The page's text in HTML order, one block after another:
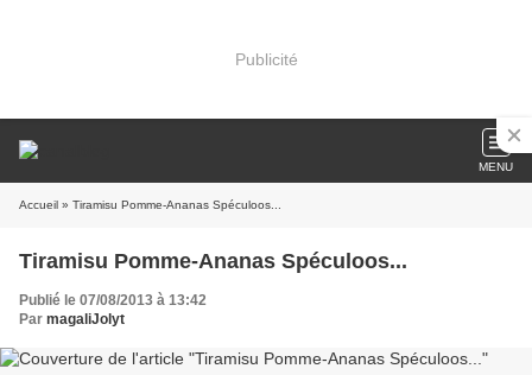
Publicité
MENU
Accueil » Tiramisu Pomme-Ananas Spéculoos...
Tiramisu Pomme-Ananas Spéculoos...
Publié le 07/08/2013 à 13:42
Par magaliJolyt